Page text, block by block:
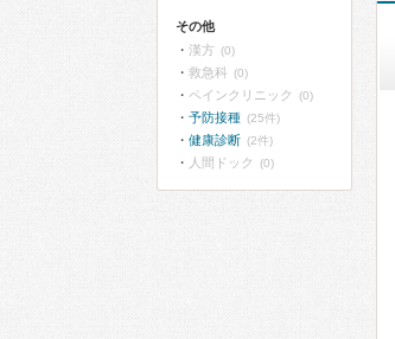
その他
漢方 (0)
救急科 (0)
ペインクリニック (0)
予防接種 (25件)
健康診断 (2件)
人間ドック (0)